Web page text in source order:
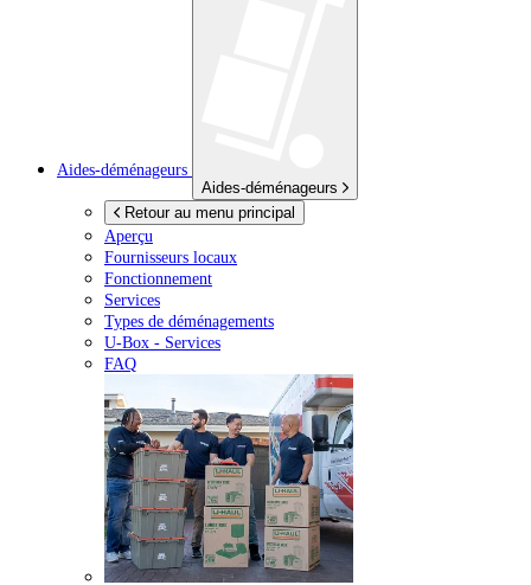
Aides-déménageurs
Aides-déménageurs
Retour au menu principal
Aperçu
Fournisseurs locaux
Fonctionnement
Services
Types de déménagements
U-Box - Services
FAQ